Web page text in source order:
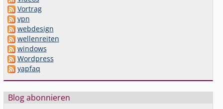
Vortrag
vpn
webdesign
wellenreiten
windows
Wordpress
yapfaq
Blog abonnieren